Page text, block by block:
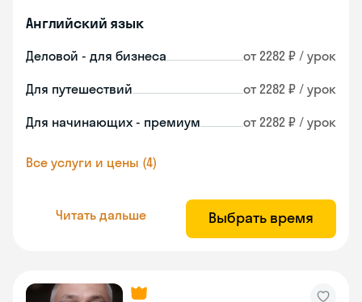
Английский язык
Деловой - для бизнеса от 2282 ₽ / урок
Для путешествий от 2282 ₽ / урок
Для начинающих - премиум от 2282 ₽ / урок
Все услуги и цены (4)
Читать дальше Выбрать время